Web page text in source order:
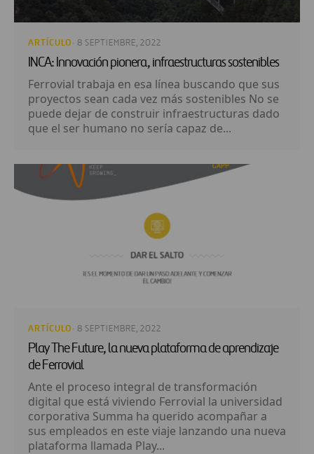
ARTÍCULO · 8 SEPTIEMBRE, 2022
INCA: Innovación pionera, infraestructuras sostenibles
Ferrovial trabaja en esa línea buscando que sus
proyectos sean cada vez más sostenibles No se
puede dejar de construir infraestructuras dado
que el ser humano no sería capaz de...
ARTÍCULO · 8 SEPTIEMBRE, 2022
Play The Future, la nueva plataforma de aprendizaje
de Ferrovial
Ante el proceso integral de transformación
digital que está viviendo Ferrovial la universidad
corporativa Summa ha querido acompañar a
sus empleados en este viaje lanzando una nueva
plataforma llamada Play...